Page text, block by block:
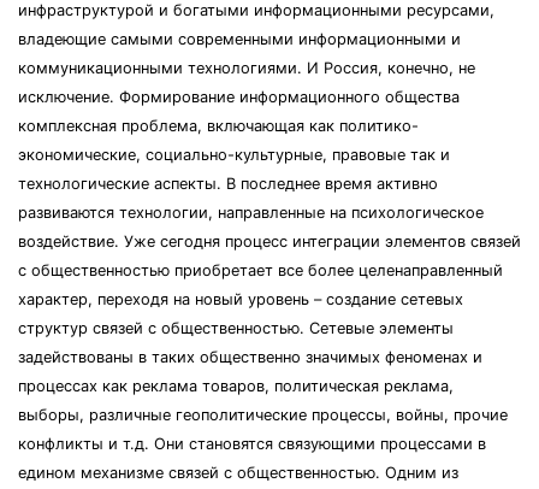
инфраструктурой и богатыми информационными ресурсами,
владеющие самыми современными информационными и
коммуникационными технологиями. И Россия, конечно, не
исключение. Формирование информационного общества
комплексная проблема, включающая как политико-
экономические, социально-культурные, правовые так и
технологические аспекты. В последнее время активно
развиваются технологии, направленные на психологическое
воздействие. Уже сегодня процесс интеграции элементов связей
с общественностью приобретает все более целенаправленный
характер, переходя на новый уровень – создание сетевых
структур связей с общественностью. Сетевые элементы
задействованы в таких общественно значимых феноменах и
процессах как реклама товаров, политическая реклама,
выборы, различные геополитические процессы, войны, прочие
конфликты и т.д. Они становятся связующими процессами в
едином механизме связей с общественностью. Одним из